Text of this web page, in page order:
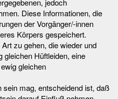
jedoch
Diese Informationen, die
der Vorgänger/-innen
Körpers gespeichert.
zu gehen, die wieder und
gleichen Hüftleiden, eine
gleichen
mag, entscheidend ist, daß